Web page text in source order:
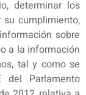
determinar los
cumplimiento,
sobre
a la información
tal y como se
del Parlamento